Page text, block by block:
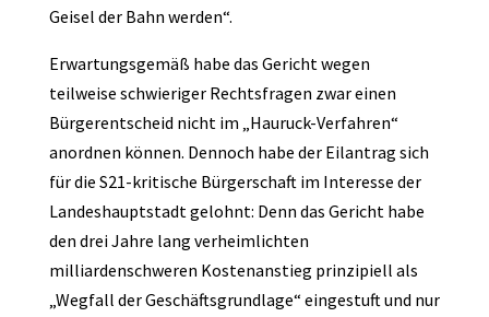
Geisel der Bahn werden“.
Erwartungsgemäß habe das Gericht wegen
teilweise schwieriger Rechtsfragen zwar einen
Bürgerentscheid nicht im „Hauruck-Verfahren“
anordnen können. Dennoch habe der Eilantrag sich
für die S21-kritische Bürgerschaft im Interesse der
Landeshauptstadt gelohnt: Denn das Gericht habe
den drei Jahre lang verheimlichten
milliardenschweren Kostenanstieg prinzipiell als
„Wegfall der Geschäftsgrundlage“ eingestuft und nur